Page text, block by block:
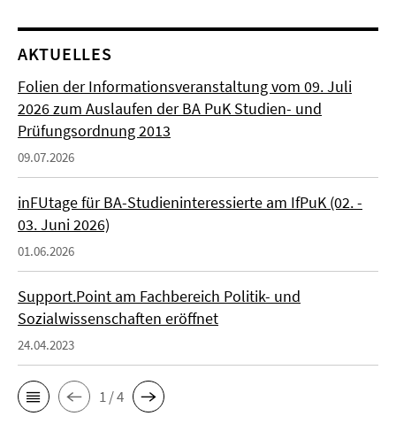
AKTUELLES
Folien der Informationsveranstaltung vom 09. Juli
2026 zum Auslaufen der BA PuK Studien- und
Prüfungsordnung 2013
09.07.2026
inFUtage für BA-Studieninteressierte am IfPuK (02. -
03. Juni 2026)
01.06.2026
Support.Point am Fachbereich Politik- und
Sozialwissenschaften eröffnet
24.04.2023
1 / 4